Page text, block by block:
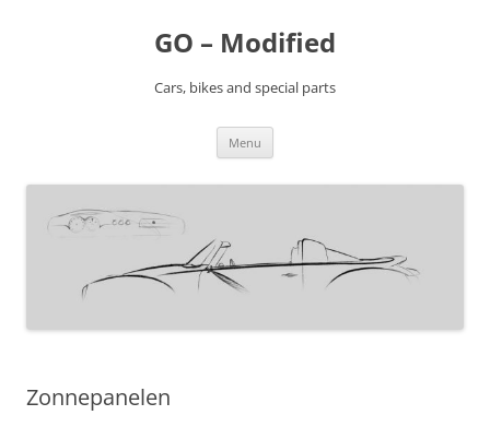
GO – Modified
Cars, bikes and special parts
Menu
Zonnepanelen